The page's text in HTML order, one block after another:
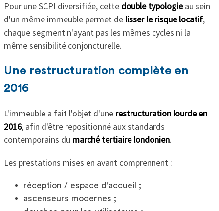
Pour une SCPI diversifiée, cette double typologieau sein
d'un même immeuble permet de lisser le risque locatif,
chaque segment n'ayant pas les mêmes cycles ni la
même sensibilité conjoncturelle.
Une restructuration complète en
2016
L'immeuble a fait l'objet d'une restructuration lourde en
2016, afin d'être repositionné aux standards
contemporains du marché tertiaire londonien.
Les prestations mises en avant comprennent :
réception / espace d'accueil ;
ascenseurs modernes ;